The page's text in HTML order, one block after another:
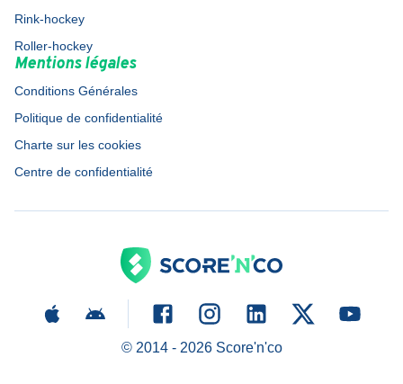
Rink-hockey
Roller-hockey
Mentions légales
Conditions Générales
Politique de confidentialité
Charte sur les cookies
Centre de confidentialité
© 2014 - 2026Score'n'co